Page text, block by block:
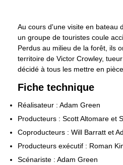
Au cours d'une visite en bateau
un groupe de touristes coule
Perdus au milieu de la forêt, ils
territoire de Victor Crowley,
décidé à tous les mettre en
Fiche technique
Réalisateur : Adam Green
Producteurs : Scott Altomare et
Coproducteurs : Will Barratt et
Producteurs exécutif : Roman
Scénariste : Adam Green